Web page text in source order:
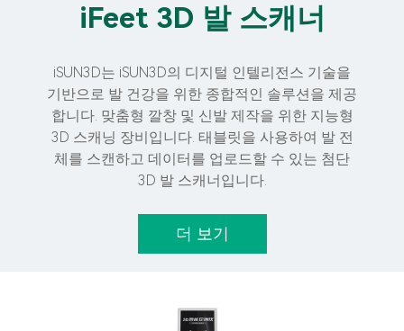
iFeet 3D 발 스캐너
iSUN3D는 iSUN3D의 디지털 인텔리전스 기술을
기반으로 발 건강을 위한 종합적인 솔루션을 제공
합니다. 맞춤형 깔창 및 신발 제작을 위한 지능형
3D 스캐닝 장비입니다. 태블릿을 사용하여 발 전
체를 스캔하고 데이터를 업로드할 수 있는 첨단
3D 발 스캐너입니다.
더 보기